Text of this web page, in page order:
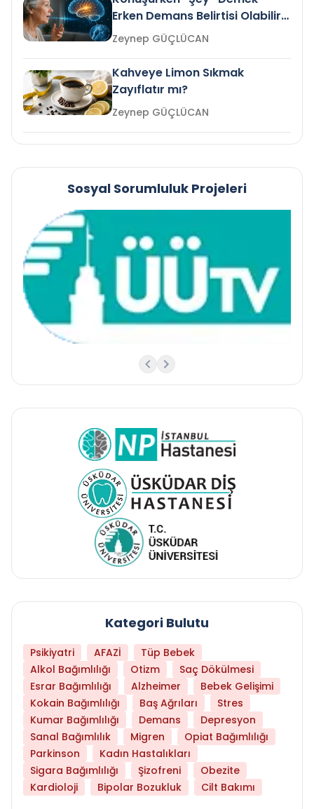
Erken Demans Belirtisi Olabilir
mi?
Zeynep GÜÇLÜCAN
Kahveye Limon Sıkmak
Zayıflatır mı?
Zeynep GÜÇLÜCAN
Sosyal Sorumluluk Projeleri
Kategori Bulutu
Psikiyatri AFAZİ
Tüp Bebek
Alkol Bağımlılığı
Otizm
Saç Dökülmesi
Esrar Bağımlılığı
Alzheimer
Bebek Gelişimi
Kokain Bağımlılığı
Baş Ağrıları
Stres
Kumar Bağımlılığı
Demans
Depresyon
Sanal Bağımlılık
Migren
Opiat Bağımlılığı
Parkinson
Kadın Hastalıkları
Sigara Bağımlılığı
Şizofreni
Obezite
Kardioloji
Bipolar Bozukluk Cilt Bakımı